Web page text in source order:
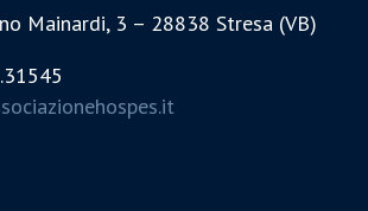
Mainardi, 3 – 28838 Stresa (VB)